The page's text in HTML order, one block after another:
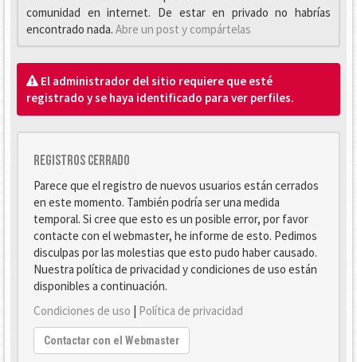
comunidad en internet. De estar en privado no habrías
encontrado nada. Abre un post y compártelas
El administrador del sitio requiere que esté
registrado y se haya identificado para ver perfiles.
Registros cerrado
Parece que el registro de nuevos usuarios están cerrados
en este momento. También podría ser una medida
temporal. Si cree que esto es un posible error, por favor
contacte con el webmaster, he informe de esto. Pedimos
disculpas por las molestias que esto pudo haber causado.
Nuestra política de privacidad y condiciones de uso están
disponibles a continuación.
Condiciones de uso | Política de privacidad
Contactar con el Webmaster